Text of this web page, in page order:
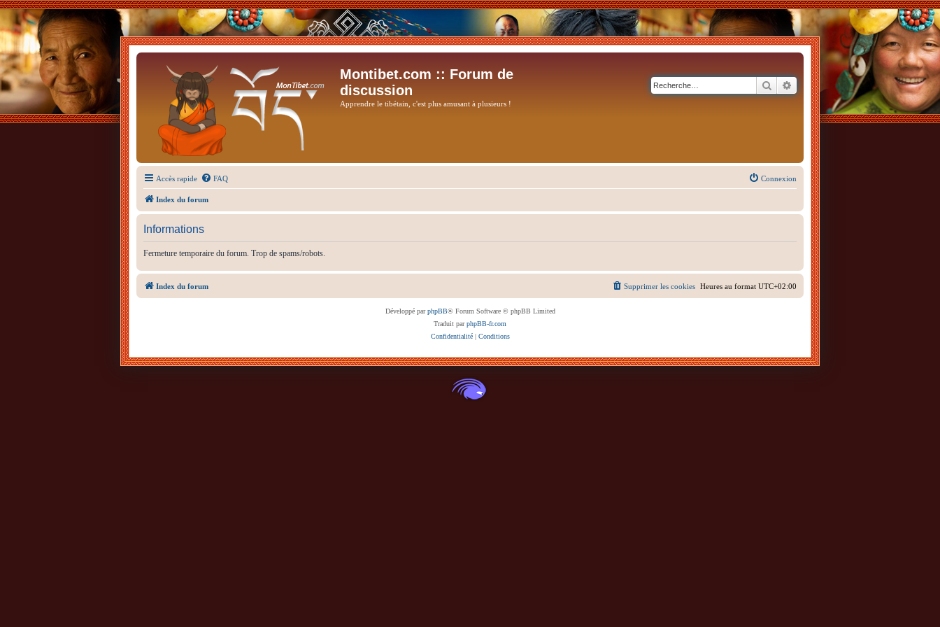
Montibet.com :: Forum de
discussion
Apprendre le tibétain, c'est plus amusant à plusieurs !
RechercherRecherche avancée
Accès rapide FAQ Connexion
Index du forum
Informations
Fermeture temporaire du forum. Trop de spams/robots.
Index du forum Heures au format UTC+02:00
Supprimer les cookies
Développé parphpBB® Forum Software © phpBB Limited
Traduit parphpBB-fr.com
Confidentialité| Conditions